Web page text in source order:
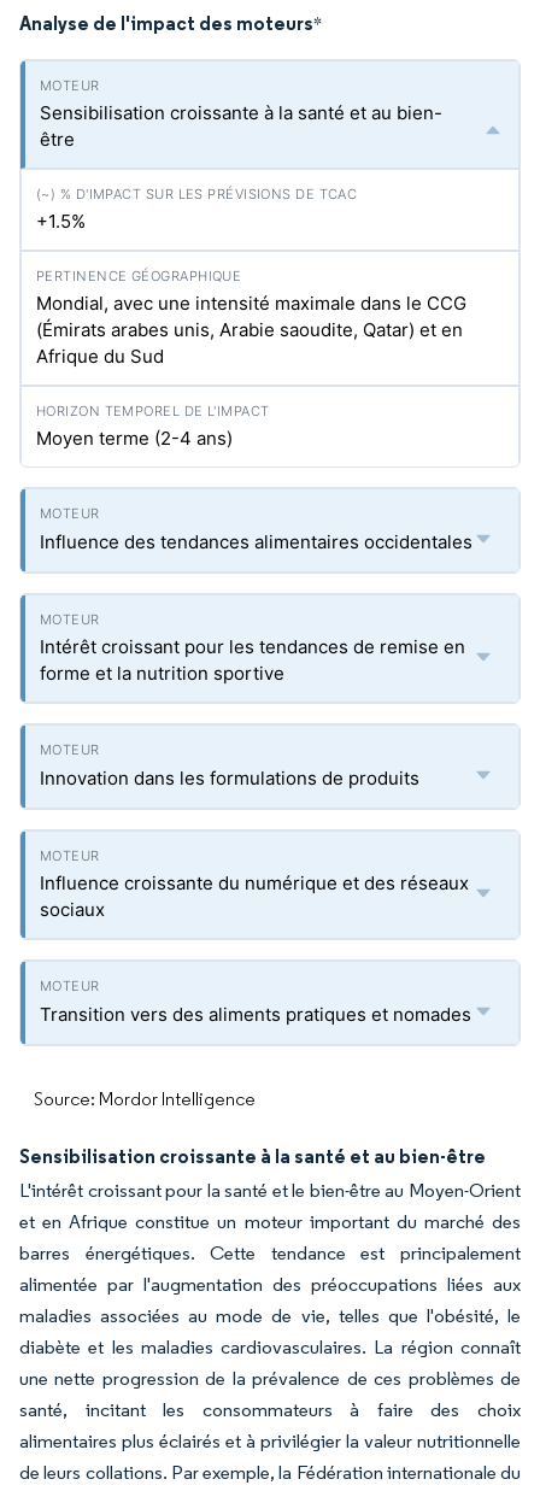
Analyse de l'impact des moteurs*
Sensibilisation croissante à la santé et au bien-
être
+1.5%
Mondial, avec une intensité maximale dans le CCG
(Émirats arabes unis, Arabie saoudite, Qatar) et en
Afrique du Sud
Moyen terme (2-4 ans)
Influence des tendances alimentaires occidentales
Intérêt croissant pour les tendances de remise en
forme et la nutrition sportive
Innovation dans les formulations de produits
Influence croissante du numérique et des réseaux
sociaux
Transition vers des aliments pratiques et nomades
Source: Mordor Intelligence
Sensibilisation croissante à la santé et au bien-être
L'intérêt croissant pour la santé et le bien-être au Moyen-Orient
et en Afrique constitue un moteur important du marché des
barres énergétiques. Cette tendance est principalement
alimentée par l'augmentation des préoccupations liées aux
maladies associées au mode de vie, telles que l'obésité, le
diabète et les maladies cardiovasculaires. La région connaît
une nette progression de la prévalence de ces problèmes de
santé, incitant les consommateurs à faire des choix
alimentaires plus éclairés et à privilégier la valeur nutritionnelle
de leurs collations. Par exemple, la Fédération internationale du